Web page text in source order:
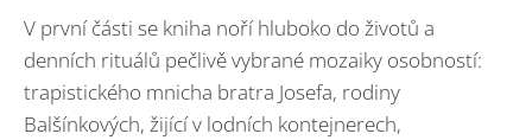
V první části se kniha noří hluboko do životů a
denních rituálů pečlivě vybrané mozaiky osobností:
trapistického mnicha bratra Josefa, rodiny
Balšínkových, žijící v lodních kontejnerech,